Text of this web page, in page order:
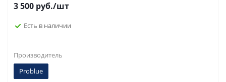
3 500 руб./шт
Есть в наличии
Производитель
Problue